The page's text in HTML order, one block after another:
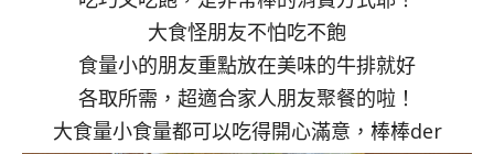
大食怪朋友不怕吃不飽
食量小的朋友重點放在美味的牛排就好
各取所需，超適合家人朋友聚餐的啦！
大食量小食量都可以吃得開心滿意，棒棒der